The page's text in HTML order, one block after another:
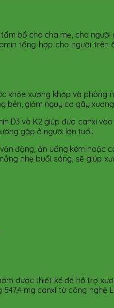
bổ cho cha mẹ, cho người
tổng hợp cho người trên
khỏe xương khớp và phòng
bền, giảm nguy cơ gãy
D3 và K2 giúp đưa canxi
gặp ở người lớn tuổi.
động, ăn uống kém hoặc
nhẹ buổi sáng, sẽ giúp
được thiết kế để hỗ trợ
mg canxi từ công nghệ